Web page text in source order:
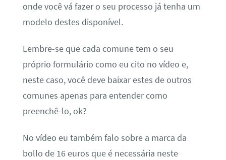
onde você vá fazer o seu processo já tenha um
modelo destes disponível.
Lembre-se que cada comune tem o seu
próprio formulário como eu cito no vídeo e,
neste caso, você deve baixar estes de outros
comunes apenas para entender como
preenchê-lo, ok?
No vídeo eu também falo sobre a marca da
bollo de 16 euros que é necessária neste